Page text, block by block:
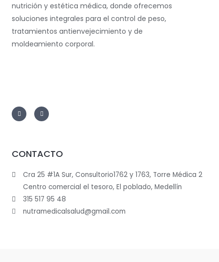
nutrición y estética médica, donde ofrecemos
soluciones integrales para el control de peso,
tratamientos antienvejecimiento y de
moldeamiento corporal.
CONTACTO
Cra 25 #1A Sur, Consultorio1762 y 1763, Torre Médica 2
Centro comercial el tesoro, El poblado, Medellín
315 517 95 48
nutramedicalsalud@gmail.com